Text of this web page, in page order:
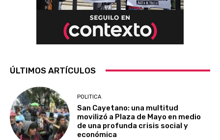
ÚLTIMOS ARTÍCULOS
POLITICA
San Cayetano: una multitud
movilizó a Plaza de Mayo en medio
de una profunda crisis social y
económica